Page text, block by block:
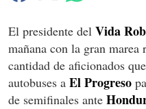
El presidente del Vida
mañana con la gran
cantidad de aficionados
autobuses a El Progreso
de semifinales ante